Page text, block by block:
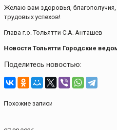
Желаю вам здоровья, благополучия,
трудовых успехов!
Глава г.о. Тольятти С.А. Анташев
Новости Тольятти Городские
Поделитесь новостью:
Похожие записи